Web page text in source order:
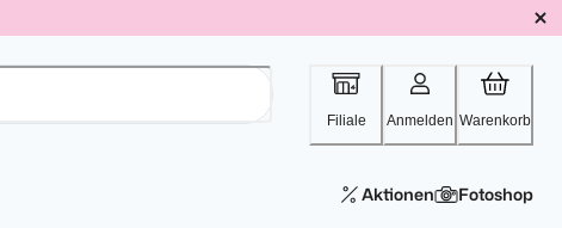
Filiale Anmelden Warenkorb
Aktionen Fotoshop